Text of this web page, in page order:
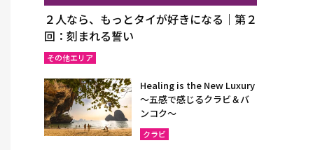
２人なら、もっとタイが好きになる｜第２
回：刻まれる誓い
その他エリア
Healing is the New Luxury
～五感で感じるクラビ＆バ
ンコク～
クラビ